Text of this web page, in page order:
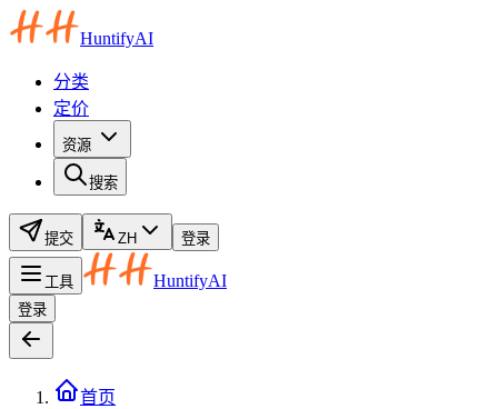
HuntifyAI
分类
定价
资源
搜索
提交 ZH 登录
工具 HuntifyAI
登录
首页